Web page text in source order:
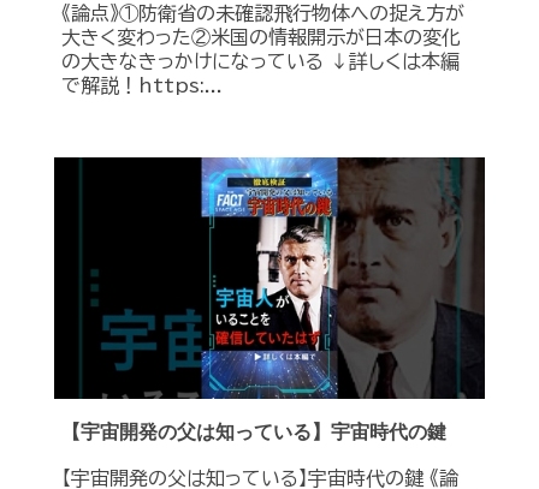
《論点》①防衛省の未確認飛行物体への捉え方が
大きく変わった②米国の情報開示が日本の変化
の大きなきっかけになっている ↓詳しくは本編
で解説！https:...
【宇宙開発の父は知っている】宇宙時代の鍵
【宇宙開発の父は知っている】宇宙時代の鍵 《論